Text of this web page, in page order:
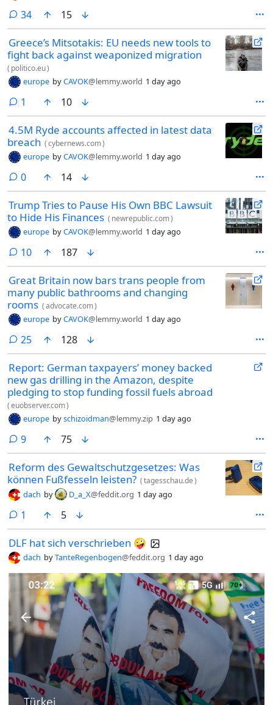
34comments
15
Greece’s Mitsotakis: EU needs new tools to
fight back against weaponized migration
( politico.eu)
europe byCAVOK@lemmy.world 1 day ago
1 comment
10
4.5M Ryde accounts affected in latest data
breach (cybernews.com)
europe byCAVOK@lemmy.world 1 day ago
0comments
14
Trump Tries to Pause His Own BBC Lawsuit
to Hide His Finances ( newrepublic.com)
europe byCAVOK@lemmy.world 1 day ago
10comments
187
Great Britain now bars trans people from
many public bathrooms and changing
rooms (advocate.com)
europe byCAVOK@lemmy.world 1 day ago
25comments
128
Report: German taxpayers’ money backed
new gas drilling in the Amazon, despite
pledging to stop funding fossil fuels abroad
(euobserver.com)
europe byschizoidman@lemmy.zip 1 day ago
9comments
75
Reform des Gewaltschutzgesetzes: Was
können Fußfesseln leisten? (tagesschau.de)
dach by D_a_X@feddit.org 1 day ago
1 comment
5
DLF hat sich verschrieben 🤪
dach byTanteRegenbogen@feddit.org 1 day ago